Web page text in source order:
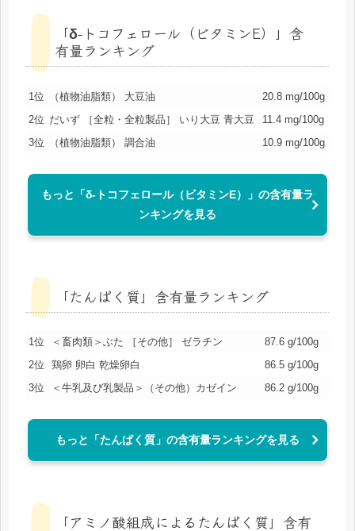
「δ-トコフェロール（ビタミンE）」含
有量ランキング
1位 （植物油脂類） 大豆油
20.8 mg/100g
2位 だいず ［全粒・全粒製品］ いり大豆 青大豆
11.4 mg/100g
3位
（植物油脂類） 調合油 10.9 mg/100g
もっと「δ-トコフェロール（ビタミンE）」の含有量ラ
ンキングを見る
「たんぱく質」含有量ランキング
1位 ＜畜肉類＞ぶた ［その他］ ゼラチン
87.6 g/100g
2位
鶏卵 卵白 乾燥卵白
86.5 g/100g
3位
＜牛乳及び乳製品＞（その他）カゼイン 86.2 g/100g
もっと「たんぱく質」の含有量ランキングを見る
「アミノ酸組成によるたんぱく質」含有